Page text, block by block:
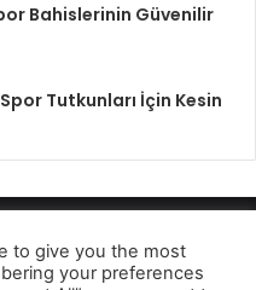
Bahislerinin Güvenilir
Tutkunları İçin Kesin
2022
to give you the most
your preferences